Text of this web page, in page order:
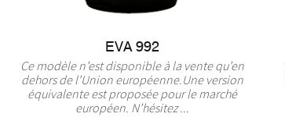
EVA 992
Ce modèle n’est disponible à la vente qu’en
dehors de l’Union européenne.Une version
équivalente est proposée pour le marché
européen. N’hésitez ...